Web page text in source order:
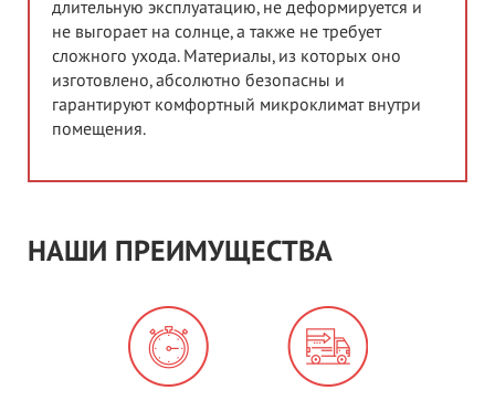
длительную эксплуатацию, не деформируется и
не выгорает на солнце, а также не требует
сложного ухода. Материалы, из которых оно
изготовлено, абсолютно безопасны и
гарантируют комфортный микроклимат внутри
помещения.
НАШИ ПРЕИМУЩЕСТВА